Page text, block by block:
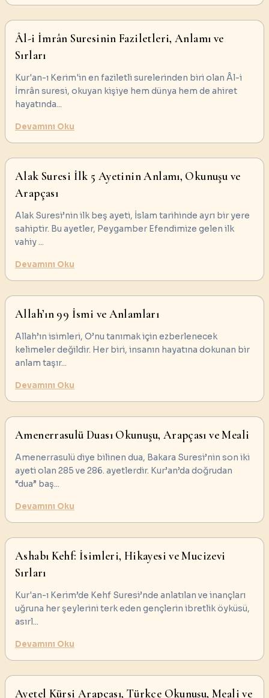
Âl-i İmrân Suresinin Faziletleri, Anlamı ve
Sırları
Kur'an-ı Kerim'in en faziletli surelerinden biri olan Âl-i
İmrân suresi, okuyan kişiye hem dünya hem de ahiret
hayatında...
Devamını Oku
Alak Suresi İlk 5 Ayetinin Anlamı, Okunuşu ve
Arapçası
Alak Suresi’nin ilk beş ayeti, İslam tarihinde ayrı bir yere
sahiptir. Bu ayetler, Peygamber Efendimize gelen ilk
vahiy...
Devamını Oku
Allah’ın 99 İsmi ve Anlamları
Allah’ın isimleri, O’nu tanımak için ezberlenecek
kelimeler değildir. Her biri, insanın hayatına dokunan bir
anlam taşır...
Devamını Oku
Amenerrasulü Duası Okunuşu, Arapçası ve Meali
Amenerrasulü diye bilinen dua, Bakara Suresi’nin son iki
ayeti olan 285 ve 286. ayetlerdir. Kur’an’da doğrudan
“dua” baş...
Devamını Oku
Ashabı Kehf: İsimleri, Hikayesi ve Mucizevi
Sırları
Kur'an-ı Kerim’de Kehf Suresi’nde anlatılan ve inançları
uğruna her şeylerini terk eden gençlerin ibretlik öyküsü,
asırl...
Devamını Oku
Ayetel Kürsi Arapçası, Türkçe Okunuşu, Meali ve